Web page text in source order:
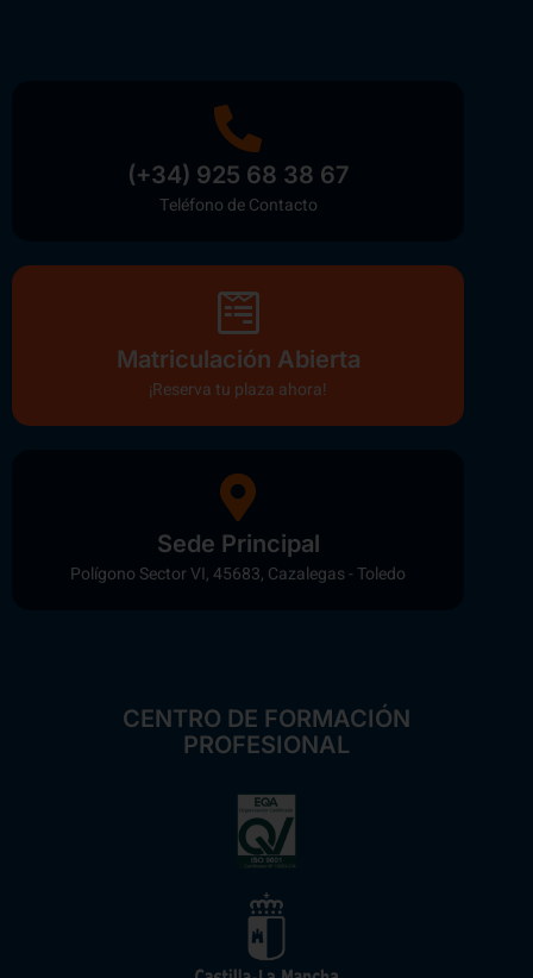
(+34) 925 68 38 67
Teléfono de Contacto
Matriculación Abierta
¡Reserva tu plaza ahora!
Sede Principal
Polígono Sector VI, 45683, Cazalegas - Toledo
CENTRO DE FORMACIÓN
PROFESIONAL